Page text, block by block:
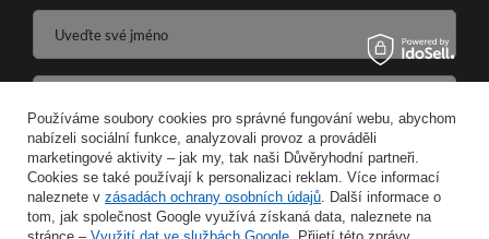
Uveďte své jméno
Souhlasím se zpracováním svých osobních údajů pro účely a v rozsahu služby Newsletter ve formátu
ULOŽIT
Používáme soubory cookies pro správné fungování webu, abychom
nabízeli sociální funkce, analyzovali provoz a prováděli
marketingové aktivity – jak my, tak naši Důvěryhodní partneři.
Cookies se také používají k personalizaci reklam. Více informací
naleznete v zásadách ochrany osobních údajů. Další informace o
tom, jak společnost Google využívá získaná data, naleznete na